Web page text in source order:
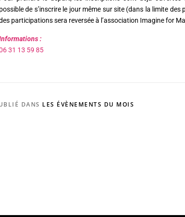
de s’inscrire le jour même sur site (dans la limite
participations sera reversée à l’association Imagine for
:
31 13 59 85
DANS LES ÉVÈNEMENTS DU MOIS